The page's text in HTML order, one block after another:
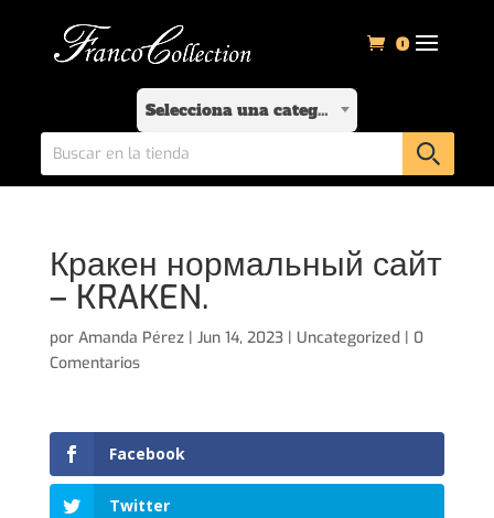
0
Selecciona una categoría
Кракен нормальный сайт
– KRAKEN.
por Amanda Pérez| Jun 14, 2023| Uncategorized | 0
Comentarios
Facebook
Twitter